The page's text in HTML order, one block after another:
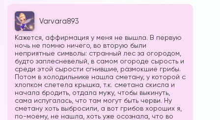
Varvara893
Кажется, аффирмация у меня не вышла. В первую
ночь не помню ничего, во вторую были
неприятные символы: странный лес за огородом,
будто заплесневелый, в самом огороде сырость и
среди этой сырости сгнившие, размокшие грибы.
Потом в холодильнике нашла сметану, у которой с
хлопком слетела крышка, т.к. сметана скисла и
начала бродить, отдала мужу, чтобы выкинуть,
сама испугалась, что там могут быть черви. Ну
сметану хоть выбросили, а вот грибов хороших я,
по-моему, не нашла, хоть уже осознала, что во